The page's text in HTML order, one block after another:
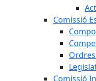
Comissió
Comissió